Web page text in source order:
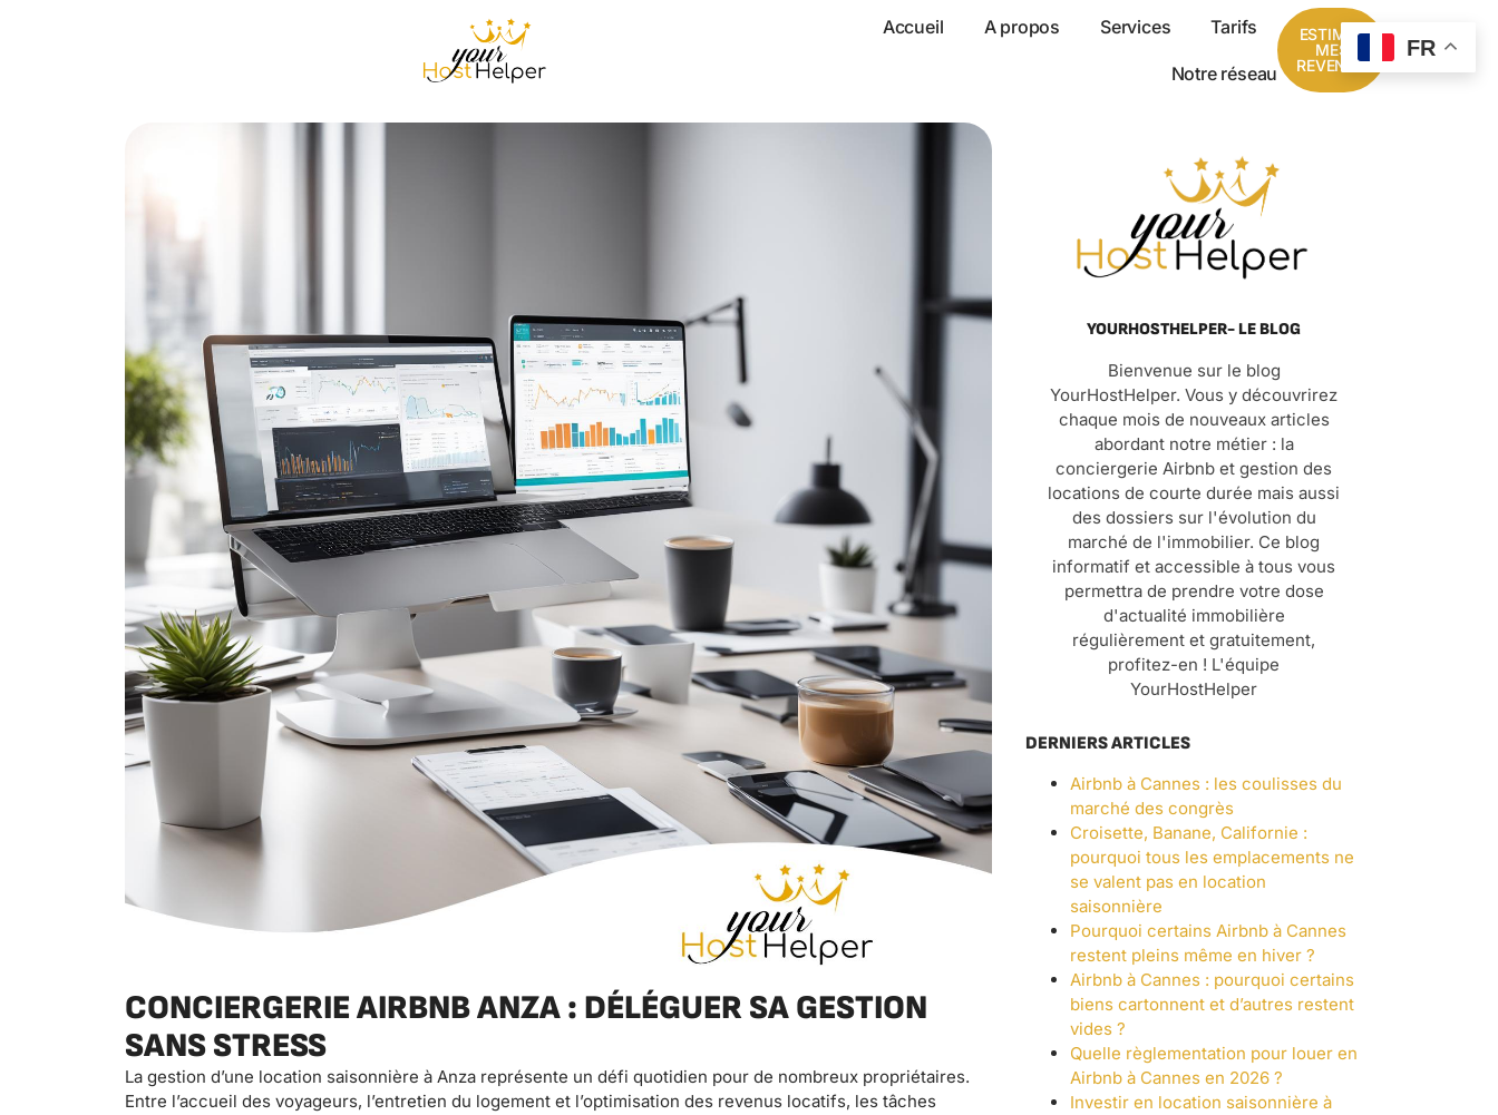
Accueil A propos Services Tarifs
Notre réseau
ESTIMER
MES
REVENUS
CONCIERGERIE AIRBNB ANZA : DÉLÉGUER SA GESTION
SANS STRESS
La gestion d’une location saisonnière à Anza représente un défi quotidien pour de nombreux propriétaires.
Entre l’accueil des voyageurs, l’entretien du logement et l’optimisation des revenus locatifs, les tâches
YOURHOSTHELPER- LE BLOG
Bienvenue sur le blog
YourHostHelper. Vous y découvrirez
chaque mois de nouveaux articles
abordant notre métier : la
conciergerie Airbnb et gestion des
locations de courte durée mais aussi
des dossiers sur l'évolution du
marché de l'immobilier. Ce blog
informatif et accessible à tous vous
permettra de prendre votre dose
d'actualité immobilière
régulièrement et gratuitement,
profitez-en ! L'équipe
YourHostHelper
DERNIERS ARTICLES
Airbnb à Cannes : les coulisses du
marché des congrès
Croisette, Banane, Californie :
pourquoi tous les emplacements ne
se valent pas en location
saisonnière
Pourquoi certains Airbnb à Cannes
restent pleins même en hiver ?
Airbnb à Cannes : pourquoi certains
biens cartonnent et d’autres restent
vides ?
Quelle règlementation pour louer en
Airbnb à Cannes en 2026 ?
Investir en location saisonnière à
FR